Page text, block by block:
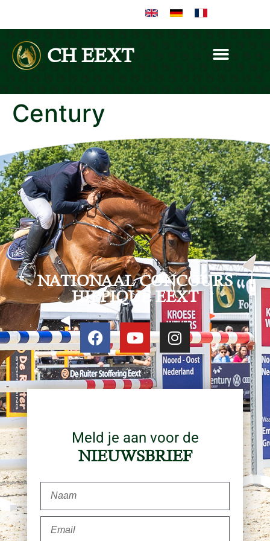
CH EEXT
Century
NATIONAAL CONCOURS
HIPPIQUE EEXT
Meld je aan voor de
NIEUWSBRIEF